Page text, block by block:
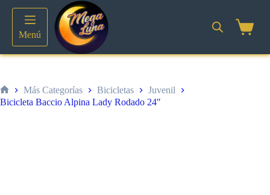
contenido
Menú
Inicio
Más Categorías Bicicletas
Juvenil
Bicicleta Baccio Alpina Lady Rodado 24″